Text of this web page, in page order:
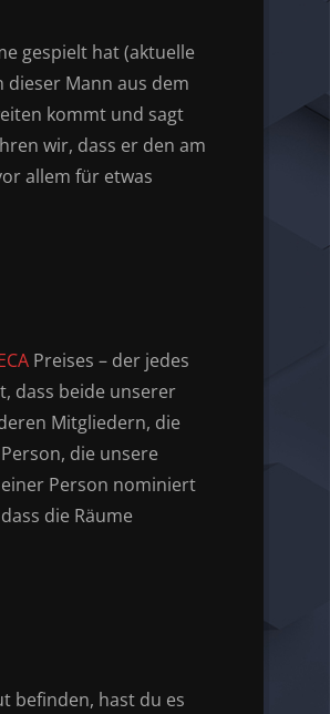
gespielt hat (aktuelle
dieser Mann aus dem
kommt und sagt
wir, dass er den am
allem für etwas
Preises – der jedes
dass beide unserer
Mitgliedern, die
die unsere
Person nominiert
die Räume
befinden, hast du es